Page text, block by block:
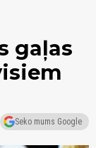
gaļas
Seko mums Google